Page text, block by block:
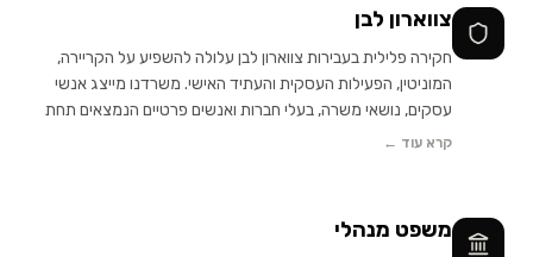
צווארון לבן
חקירה פלילית בעבירות צווארון לבן עלולה להשפיע על הקריירה,
המוניטין, הפעילות העסקית והעתיד האישי. משרדנו מייצג אנשי
עסקים, נושאי משרה, בעלי חברות ואנשים פרטיים הנמצאים תחת
חקירה או הליך פלילי, ומעניק ליווי אסטרטגי החל מהשלבים
קרא עוד ←
משפט מנהלי